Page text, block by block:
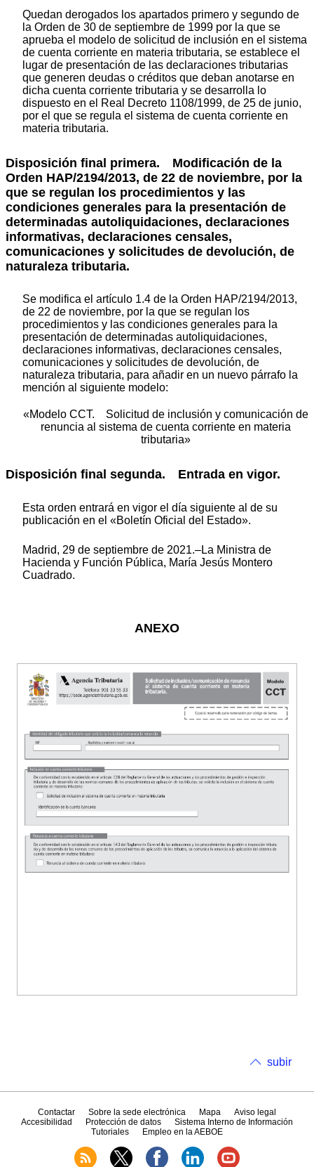
Quedan derogados los apartados primero y segundo de
la Orden de 30 de septiembre de 1999 por la que se
aprueba el modelo de solicitud de inclusión en el sistema
de cuenta corriente en materia tributaria, se establece el
lugar de presentación de las declaraciones tributarias
que generen deudas o créditos que deban anotarse en
dicha cuenta corriente tributaria y se desarrolla lo
dispuesto en el Real Decreto 1108/1999, de 25 de junio,
por el que se regula el sistema de cuenta corriente en
materia tributaria.
Disposición final primera. Modificación de la
Orden HAP/2194/2013, de 22 de noviembre, por la
que se regulan los procedimientos y las
condiciones generales para la presentación de
determinadas autoliquidaciones, declaraciones
informativas, declaraciones censales,
comunicaciones y solicitudes de devolución, de
naturaleza tributaria.
Se modifica el artículo 1.4 de la Orden HAP/2194/2013,
de 22 de noviembre, por la que se regulan los
procedimientos y las condiciones generales para la
presentación de determinadas autoliquidaciones,
declaraciones informativas, declaraciones censales,
comunicaciones y solicitudes de devolución, de
naturaleza tributaria, para añadir en un nuevo párrafo la
mención al siguiente modelo:
«Modelo CCT. Solicitud de inclusión y comunicación de
renuncia al sistema de cuenta corriente en materia
tributaria»
Disposición final segunda. Entrada en vigor.
Esta orden entrará en vigor el día siguiente al de su
publicación en el «Boletín Oficial del Estado».
Madrid, 29 de septiembre de 2021.–La Ministra de
Hacienda y Función Pública, María Jesús Montero
Cuadrado.
ANEXO
subir
Contactar Sobre la sede electrónica Mapa
Aviso legal
Accesibilidad
Protección de datos
Sistema Interno de Información
Tutoriales
Empleo en la AEBOE